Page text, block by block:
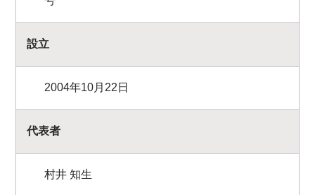
設立
2004年10月22日
代表者
村井 知生